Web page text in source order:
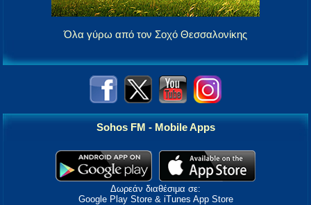
Όλα γύρω από τον Σοχό Θεσσαλονίκης
Sohos FM - Mobile Apps
Δωρεάν διαθέσιμα σε:
Google Play Store & iTunes App Store